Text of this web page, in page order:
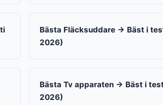
Bästa Fläcksuddare → Bäst i
2026)
Bästa Tv apparaten → Bäst i
2026)